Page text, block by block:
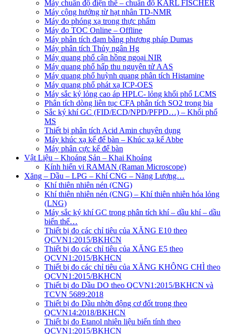
Máy chuẩn độ điện thế – chuẩn độ KARL FISCHER
Máy cộng hưởng từ hạt nhân TD-NMR
Máy đo phóng xạ trong thực phẩm
Máy đo TOC Online – Offline
Máy phân tích đạm bằng phương pháp Dumas
Máy phân tích Thủy ngân Hg
Máy quang phổ cận hồng ngoại NIR
Máy quang phổ hấp thu nguyên tử AAS
Máy quang phổ huỳnh quang phân tích Histamine
Máy quang phổ phát xạ ICP-OES
Máy sắc ký lỏng cao áp HPLC- lỏng khối phổ LCMS
Phân tích dòng liên tục CFA phân tích SO2 trong bia
Sắc ký khí GC (FID/ECD/NPD/PFPD…) – Khối phổ
MS
Thiết bị phân tích Acid Amin chuyên dụng
Máy khúc xạ kế để bàn – Khúc xạ kế Abbe
Máy phân cực kế để bàn
Vật Liệu – Khoáng Sản – Khai Khoáng
Kính hiển vi RAMAN (Raman Microscope)
Xăng – Dầu – LPG – Khí CNG – Năng Lượng…
Khí thiên nhiên nén (CNG)
Khí thiên nhiên nén (CNG) – Khí thiên nhiên hóa lỏng
(LNG)
Máy sắc ký khí GC trong phân tích khí – dầu khí – dầu
biến thế…
Thiết bị đo các chỉ tiêu của XĂNG E10 theo
QCVN1:2015/BKHCN
Thiết bị đo các chỉ tiêu của XĂNG E5 theo
QCVN1:2015/BKHCN
Thiết bị đo các chỉ tiêu của XĂNG KHÔNG CHÌ theo
QCVN1:2015/BKHCN
Thiết bị đo Dầu DO theo QCVN1:2015/BKHCN và
TCVN 5689:2018
Thiết bị đo Dầu nhờn động cơ đốt trong theo
QCVN14:2018/BKHCN
Thiết bị đo Etanol nhiên liệu biến tính theo
QCVN1:2015/BKHCN